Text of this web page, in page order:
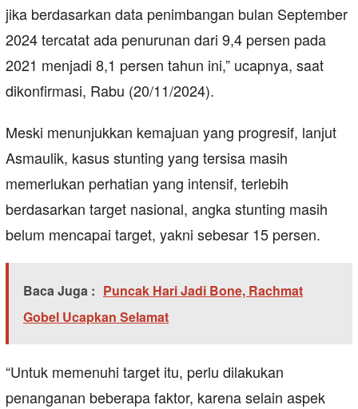
jika berdasarkan data penimbangan bulan September
2024 tercatat ada penurunan dari 9,4 persen pada
2021 menjadi 8,1 persen tahun ini,” ucapnya, saat
dikonfirmasi, Rabu (20/11/2024).
Meski menunjukkan kemajuan yang progresif, lanjut
Asmaulik, kasus stunting yang tersisa masih
memerlukan perhatian yang intensif, terlebih
berdasarkan target nasional, angka stunting masih
belum mencapai target, yakni sebesar 15 persen.
Baca Juga : Puncak Hari Jadi Bone, Rachmat
Gobel Ucapkan Selamat
“Untuk memenuhi target itu, perlu dilakukan
penanganan beberapa faktor, karena selain aspek